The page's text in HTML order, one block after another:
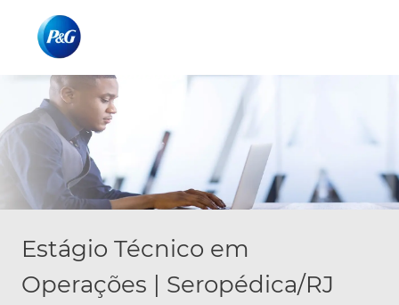
Estágio Técnico em
Operações | Seropédica/RJ